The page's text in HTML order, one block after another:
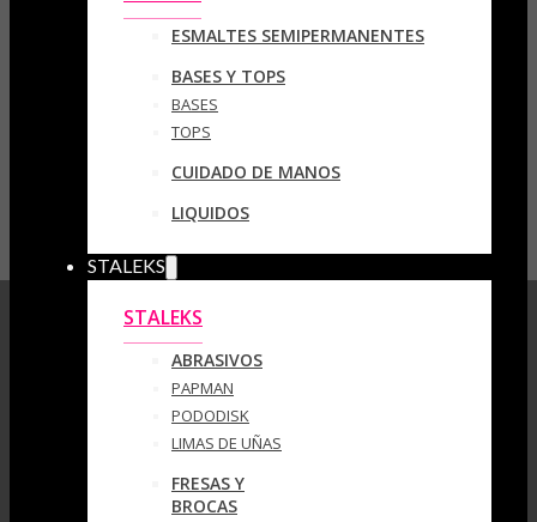
ESMALTES SEMIPERMANENTES
BASES Y TOPS
BASES
TOPS
CUIDADO DE MANOS
LIQUIDOS
STALEKS
STALEKS
ABRASIVOS
PAPMAN
PODODISK
LIMAS DE UÑAS
FRESAS Y
BROCAS